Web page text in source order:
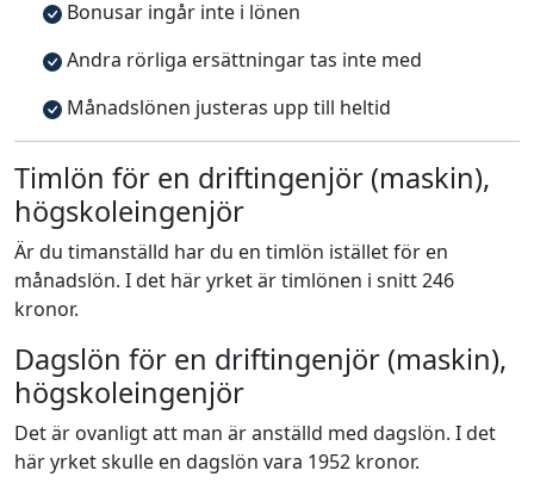
Bonusar ingår inte i lönen
Andra rörliga ersättningar tas inte med
Månadslönen justeras upp till heltid
Timlön för en driftingenjör (maskin),
högskoleingenjör
Är du timanställd har du en timlön istället för en
månadslön. I det här yrket är timlönen i snitt 246
kronor.
Dagslön för en driftingenjör (maskin),
högskoleingenjör
Det är ovanligt att man är anställd med dagslön. I det
här yrket skulle en dagslön vara 1952 kronor.